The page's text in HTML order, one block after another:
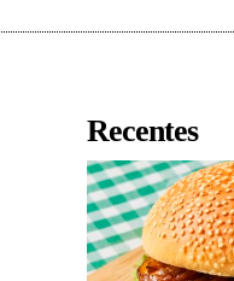
Recentes